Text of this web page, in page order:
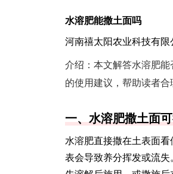
水溶肥能撒土面吗
河南禧太阳农业科技有限
介绍： 本文解答水溶肥
的使用建议，帮助读者合
一、水溶肥撒土面
水溶肥直接撒在土表面
表会导致养分挥发或流